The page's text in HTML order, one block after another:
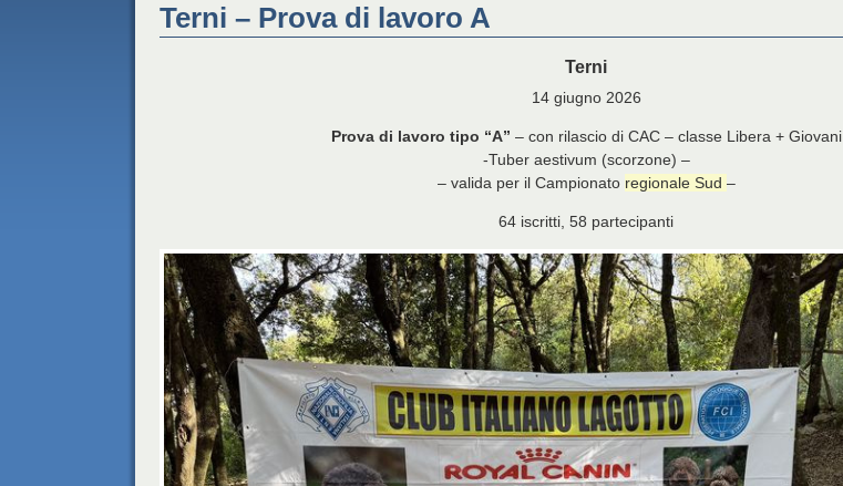
Terni – Prova di lavoro A
Terni
14 giugno 2026
Prova di lavoro tipo “A” – con rilascio di CAC – classe Libera + Giovani
-Tuber aestivum (scorzone) –
– valida per il Campionato regionale Sud –
64 iscritti, 58 partecipanti